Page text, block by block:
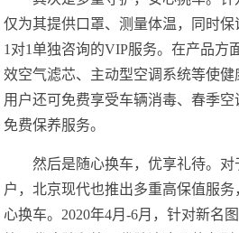
仅为其提供口罩、测量体温，同时
1对1单独咨询的VIP服务。在产品方
效空气滤芯、主动型空调系统等使
用户还可免费享受车辆消毒、春季
免费保养服务。
然后是随心换车，优享礼待。
户，北京现代也推出多重高保值服
心换车。2020年4月-6月，针对新名